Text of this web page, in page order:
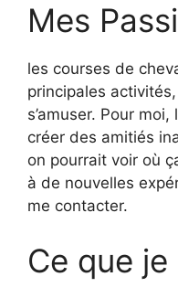
Mes
les courses de
principales
s’amuser. Pour
créer des amitiés
on pourrait voir où
à de nouvelles
me contacter.
Ce que